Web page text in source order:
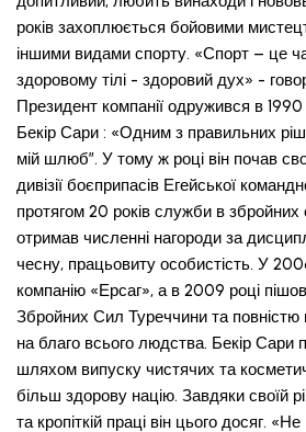
років захоплюється бойовими
іншими видами спорту. «Спорт – це
здоровому тілі - здоровий дух» -
Президент компанії одружився в 1990
Бекір Сари : «Одним з правильних
мій шлюб”. У тому ж році він почав
дивізії боєприпасів Егейської
протягом 20 років служби в
отримав численні нагороди за
чесну, працьовиту особистість. У
компанію «Ерсаг», а в 2009 році пішов
Збройних Сил Туреччини та повністю
на благо всього людства. Бекір Сари
шляхом випуску чистячих та
більш здорову націю. Завдяки своїй
та кропіткій праці він цього досяг.